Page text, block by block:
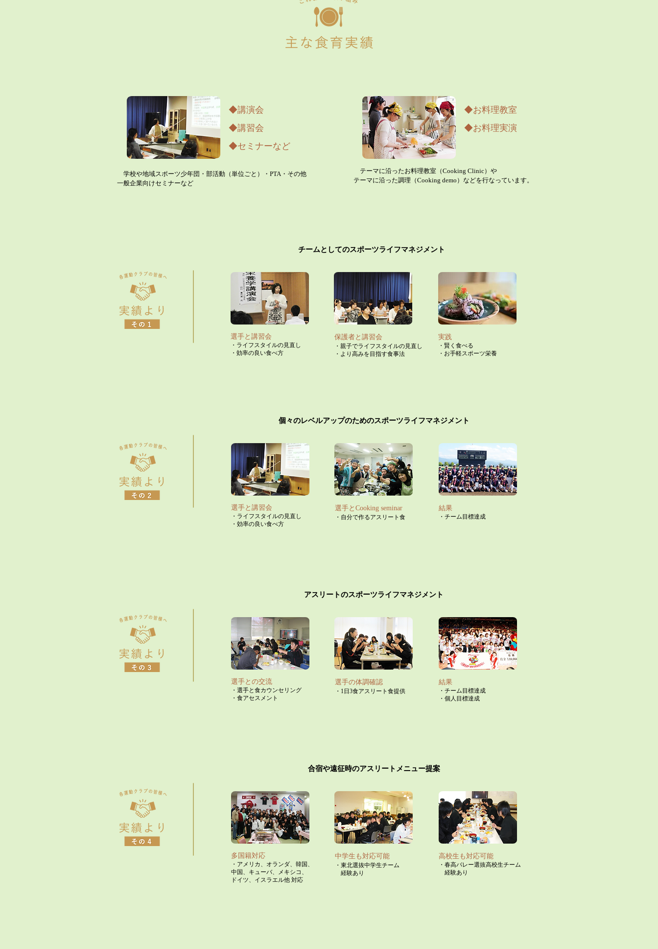
​◆講演会
◆講習会
◆セミナーなど
​ 学校や地域スポーツ少年団・部活動（単位ごと）・PTA・その他
一般企業向けセミナーなど
​◆お料理教室
◆お料理実演
​ テーマに沿ったお料理教室（Cooking Clinic）や
テーマに沿った調理（Cooking demo）などを行なっています。​
チームとしての​スポーツライフマネジメント​​
選手と講習会​
・ライフスタイルの見直し
​・ 効率の良い食べ方
保護者と講習会
・親子でライフスタイルの見直し
​・より高みを目指す食事法
実践​
・賢く食べる
​・お手軽スポーツ栄養
​個々のレベルアップのためのスポーツライフマネジメント​
選手と講習会​
・ライフスタイルの見直し
​・ 効率の良い食べ方
選手とCooking seminar
・自分で作るアスリート食
結果​
・チーム目標達成
​アスリートのスポーツライフマネジメント
選手との交流
・選手と食カウンセリング
​・食アセスメント
選手の体調確認
・1日3食アスリート食提供
結果​
・チーム目標達成​
​・個人目標達成
​合宿や遠征時のアスリートメニュー提案​
​多国籍対応
・アメリカ、オランダ、韓国、
中国、キューバ、メキシコ 、
​ドイツ、イスラエル他 対応
​中学生も対応可能
・東北選抜中学生チーム
​ 経験あり
​高校生も対応可能
・春高バレー選抜高校生チーム
​ 経験あり